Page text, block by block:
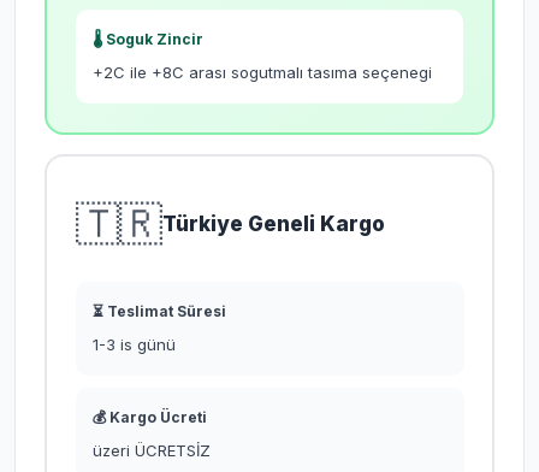
🌡️ Soguk Zincir
+2C ile +8C arası sogutmalı tasıma seçenegi
🇹🇷Türkiye Geneli Kargo
⏳ Teslimat Süresi
1-3 is günü
💰 Kargo Ücreti
üzeri ÜCRETSİZ